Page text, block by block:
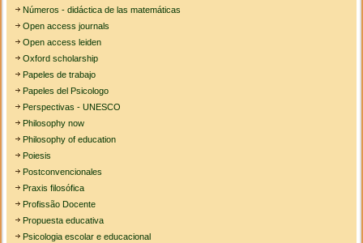
Números - didáctica de las matemáticas
Open access journals
Open access leiden
Oxford scholarship
Papeles de trabajo
Papeles del Psicologo
Perspectivas - UNESCO
Philosophy now
Philosophy of education
Poiesis
Postconvencionales
Praxis filosófica
Profissão Docente
Propuesta educativa
Psicologia escolar e educacional